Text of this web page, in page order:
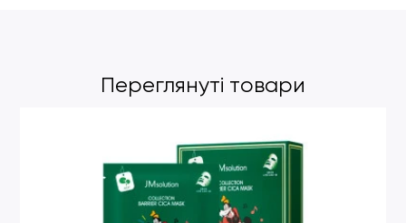
Переглянуті товари